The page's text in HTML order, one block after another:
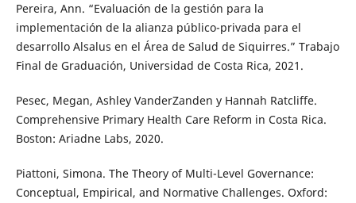
Pereira, Ann. “Evaluación de la gestión para la
implementación de la alianza público-privada para el
desarrollo Alsalus en el Área de Salud de Siquirres.” Trabajo
Final de Graduación, Universidad de Costa Rica, 2021.
Pesec, Megan, Ashley VanderZanden y Hannah Ratcliffe.
Comprehensive Primary Health Care Reform in Costa Rica.
Boston: Ariadne Labs, 2020.
Piattoni, Simona. The Theory of Multi-Level Governance:
Conceptual, Empirical, and Normative Challenges. Oxford: